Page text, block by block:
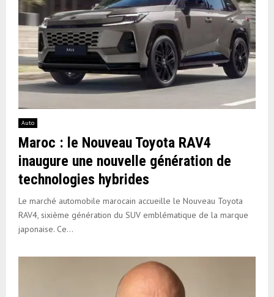
Auto
Maroc : le Nouveau Toyota RAV4
inaugure une nouvelle génération de
technologies hybrides
Le marché automobile marocain accueille le Nouveau Toyota
RAV4, sixième génération du SUV emblématique de la marque
japonaise. Ce...